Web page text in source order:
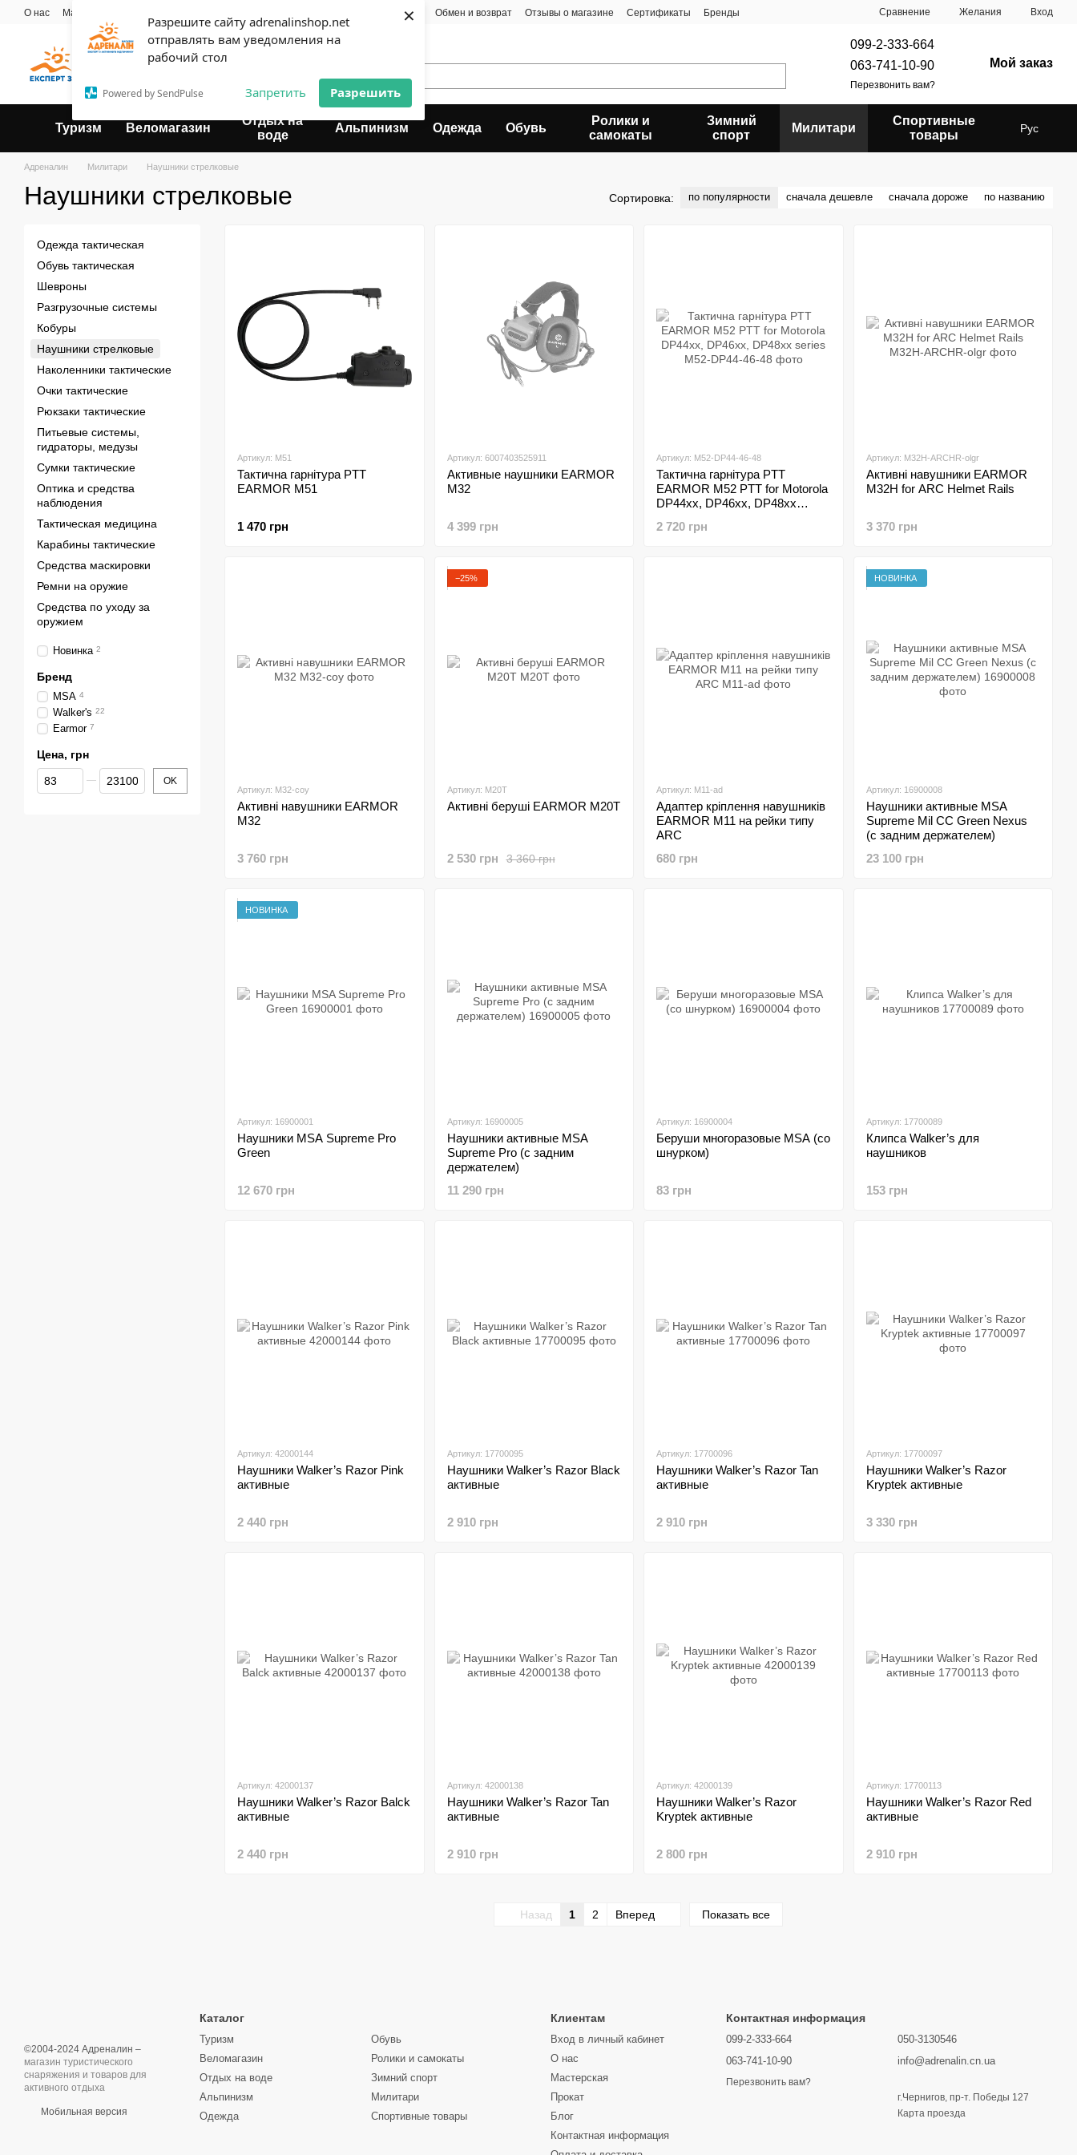
Разрешите сайту adrenalinshop.net
отправлять вам уведомления на
рабочий стол
Powered by SendPulse Запретить Разрешить
×
Перейти к основному контенту
О нас Мастерская Оплата и доставка Обмен и возврат Отзывы о магазине Сертификаты
Бренды
Пользовательское соглашение
Сравнение Желания Вход
Эксперт твоего отдыха
099-2-333-664
063-741-10-90
Перезвонить вам?
Мой заказ
Туризм Веломагазин
Отдых на
воде
Альпинизм Одежда Обувь
Ролики и
самокаты
Зимний
спорт
Милитари
Спортивные
товары
Рус
Адреналин Милитари Наушники стрелковые
Наушники стрелковые Сортировка: по популярности сначала дешевле сначала дороже по названию
Артикул: M51
Тактична гарнітура PTT
EARMOR M51
1 470 грн
Артикул: 6007403525911
Активные наушники EARMOR
M32
4 399 грн
Артикул: M52-DP44-46-48
Тактична гарнітура PTT
EARMOR M52 PTT for Motorola
DP44xx, DP46xx, DP48xx
2 720 грн
Артикул: M32H-ARCHR-olgr
Активні навушники EARMOR
M32H for ARC Helmet Rails
3 370 грн
Артикул: M32-coy
Активні навушники EARMOR
M32
3 760 грн
−25%
Артикул: M20T
Активні беруші EARMOR M20T
3 360 грн
2 530 грн
Артикул: M11-ad
Адаптер кріплення навушників
EARMOR M11 на рейки типу
ARC
680 грн
НОВИНКА
Артикул: 16900008
Наушники активные MSA
Supreme Mil CC Green Nexus
(с задним держателем)
23 100 грн
НОВИНКА
Артикул: 16900001
Наушники MSA Supreme Pro
Green
12 670 грн
Артикул: 16900005
Наушники активные MSA
Supreme Pro (с задним
держателем)
11 290 грн
Артикул: 16900004
Беруши многоразовые MSA (со
шнурком)
83 грн
Артикул: 17700089
Клипса Walker’s для
наушников
153 грн
Артикул: 42000144
Наушники Walker’s Razor Pink
активные
2 440 грн
Артикул: 17700095
Наушники Walker’s Razor Black
активные
2 910 грн
Артикул: 17700096
Наушники Walker’s Razor Tan
активные
2 910 грн
Артикул: 17700097
Наушники Walker’s Razor
Kryptek активные
3 330 грн
Артикул: 42000137
Наушники Walker’s Razor Balck
активные
2 440 грн
Артикул: 42000138
Наушники Walker’s Razor Tan
активные
2 910 грн
Артикул: 42000139
Наушники Walker’s Razor
Kryptek активные
2 800 грн
Артикул: 17700113
Наушники Walker’s Razor Red
активные
2 910 грн
Назад 1 2 Вперед Показать все
Одежда тактическая
Обувь тактическая
Шевроны
Разгрузочные системы
Кобуры
Наушники стрелковые
Наколенники тактические
Очки тактические
Рюкзаки тактические
Питьевые системы,
гидраторы, медузы
Сумки тактические
Оптика и средства
наблюдения
Тактическая медицина
Карабины тактические
Средства маскировки
Ремни на оружие
Средства по уходу за
оружием
Новинка 2
Бренд
MSA 4
Walker's 22
Earmor 7
Цена, грн
От Цена, грн
До Цена, грн OK
©2004-2024 Адреналин –
магазин туристического
снаряжения и товаров для
активного отдыха
Мобильная версия
Каталог
Туризм
Веломагазин
Отдых на воде
Альпинизм
Одежда
Обувь
Ролики и самокаты
Зимний спорт
Милитари
Спортивные товары
Клиентам
Вход в личный кабинет
О нас
Мастерская
Прокат
Блог
Контактная информация
Контактная информация
099-2-333-664
063-741-10-90
Перезвонить вам?
050-3130546
info@adrenalin.cn.ua
г.Чернигов, пр-т. Победы 127
Карта проезда